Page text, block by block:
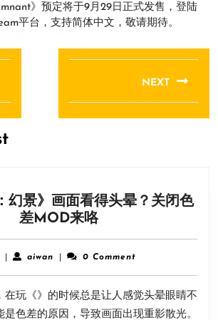
》预定将于9月29日正式发售，登陆
平台，支持简体中文，敬请期待。
NEXT
post:
幻景》画面看得头晕？关闭色
差MOD来咯《刺
客
信
幻
景》
月
9
aiwanaiwan 0 Comment
在玩《》的时候总是让人感觉头晕眼睛不
色差的原因，导致画面出现重影散光。